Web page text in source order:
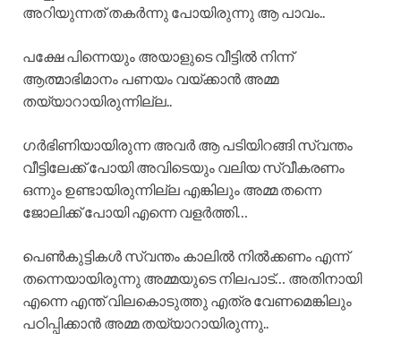
അറിയുന്നത് തകർന്നു പോയിരുന്നു ആ പാവം..
പക്ഷേ പിന്നെയും അയാളുടെ വീട്ടിൽ നിന്ന്
ആത്മാഭിമാനം പണയം വയ്ക്കാൻ അമ്മ
തയ്യാറായിരുന്നില്ല..
ഗർഭിണിയായിരുന്ന അവർ ആ പടിയിറങ്ങി സ്വന്തം
വീട്ടിലേക്ക് പോയി അവിടെയും വലിയ സ്വീകരണം
ഒന്നും ഉണ്ടായിരുന്നില്ല എങ്കിലും അമ്മ തന്നെ
ജോലിക്ക് പോയി എന്നെ വളർത്തി…
പെൺകുട്ടികൾ സ്വന്തം കാലിൽ നിൽക്കണം എന്ന്
തന്നെയായിരുന്നു അമ്മയുടെ നിലപാട്… അതിനായി
എന്നെ എന്ത് വിലകൊടുത്തു എത്ര വേണമെങ്കിലും
പഠിപ്പിക്കാൻ അമ്മ തയ്യാറായിരുന്നു..